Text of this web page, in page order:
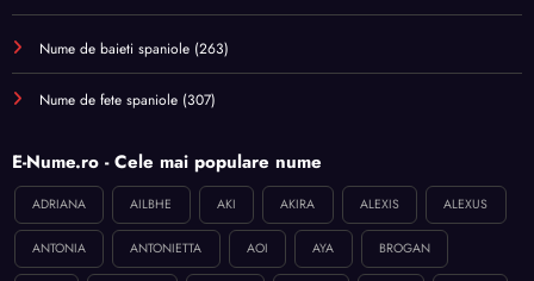
Nume de baieti spaniole (263)
Nume de fete spaniole (307)
E-Nume.ro - Cele mai populare nume
ADRIANA AILBHE AKI AKIRA ALEXIS ALEXUS
ANTONIA ANTONIETTA AOI AYA BROGAN